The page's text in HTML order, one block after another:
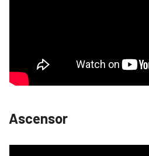
Ascensor